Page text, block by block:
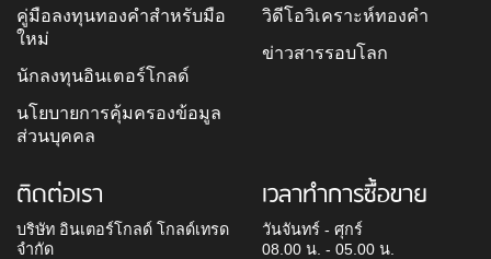
คู่มือลงทุนทองคำสำหรับมือ
ใหม่
นักลงทุนอินเตอร์โกลด์
นโยบายการคุ้มครองข้อมูล
ส่วนบุคคล
วิดีโอวิเคราะห์ทองคำ
ข่าวสารรอบโลก
ติดต่อเรา
บริษัท อินเตอร์โกลด์ โกลด์เทรด
จำกัด
เวลาทำการซื้อขาย
วันจันทร์ - ศุกร์
08.00 น. - 05.00 น.